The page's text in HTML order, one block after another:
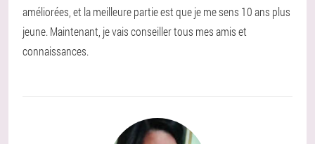
améliorées, et la meilleure partie est que je me sens 10 ans plus
jeune. Maintenant, je vais conseiller tous mes amis et
connaissances.